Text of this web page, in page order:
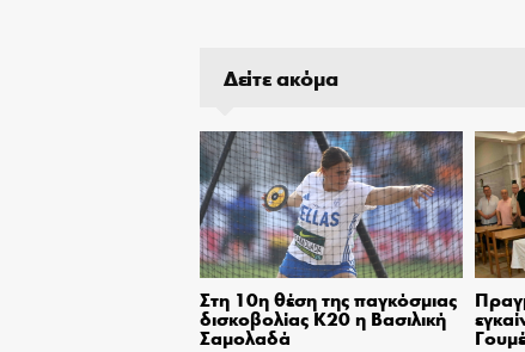
Δείτε ακόμα
Στη 10η θέση της παγκόσμιας
δισκοβολίας Κ20 η Βασιλική
Σαμολαδά